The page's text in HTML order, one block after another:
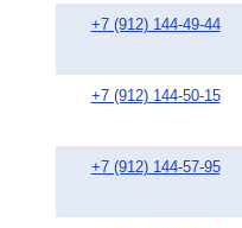
+7 (912) 144-49-44
+7 (912) 144-50-15
+7 (912) 144-57-95